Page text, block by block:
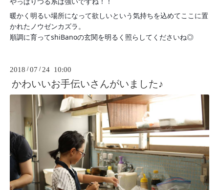
暖かく明るい場所になって欲しいという気持ちを込めてここに置
かれたノウゼンカズラ。
順調に育ってshiBanoの玄関を明るく照らしてくださいね◎
2018 /07 / 24 10:00
かわいいお手伝いさんがいました♪